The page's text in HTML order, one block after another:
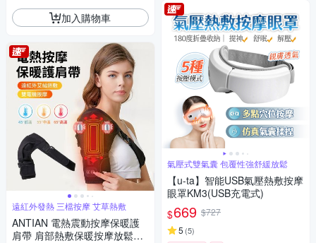
加入購物車
遠紅外發熱 三檔按摩 艾草熱敷
ANTIAN 電熱震動按摩保暖護
肩帶 肩部熱敷保暖按摩放鬆器
氣壓式雙氣囊 包覆性強舒緩放鬆
【u-ta】智能USB氣壓熱敷按摩
眼罩KM3(USB充電式)
$669 $727
5 (5)